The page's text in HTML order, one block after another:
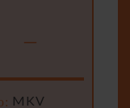
–
MKV